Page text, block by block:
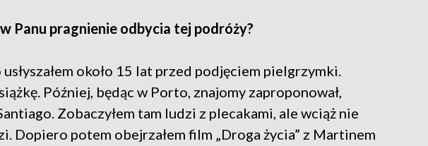
Panu pragnienie odbycia tej podróży?
około 15 lat przed podjęciem pielgrzymki.
Później, będąc w Porto, znajomy zaproponował,
Zobaczyłem tam ludzi z plecakami, ale wciąż nie
Dopiero potem obejrzałem film „Droga życia” z Martinem